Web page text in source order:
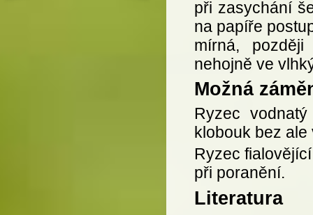
při zasychání
na papíře
mírná,
nehojně ve
Možná
Ryzec
klobouk bez
Ryzec
při poranění.
Literatura